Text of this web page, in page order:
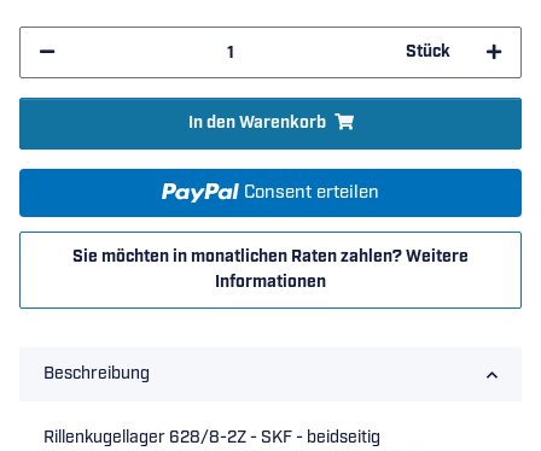
Stück
In den Warenkorb
Consent erteilen
Sie möchten in monatlichen Raten zahlen?Weitere
Informationen
Beschreibung
Rillenkugellager 628/8-2Z - SKF - beidseitig